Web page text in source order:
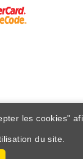
les cookies"
du site.